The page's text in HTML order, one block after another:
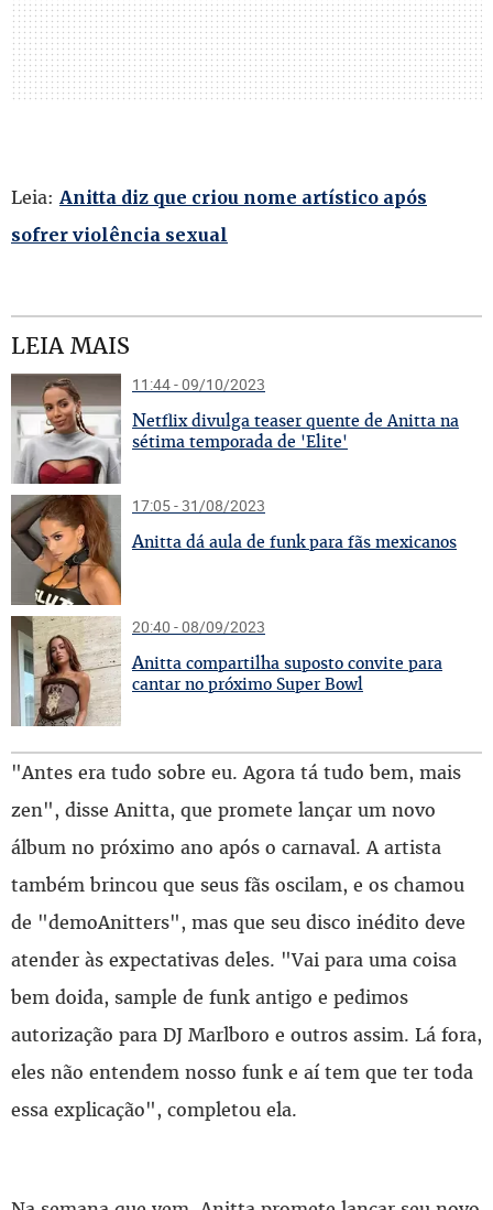
Leia: Anitta diz que criou nome artístico após
sofrer violência sexual
LEIA MAIS
11:44 - 09/10/2023
Netflix divulga teaser quente de Anitta na
sétima temporada de 'Elite'
17:05 - 31/08/2023
Anitta dá aula de funk para fãs mexicanos
20:40 - 08/09/2023
Anitta compartilha suposto convite para
cantar no próximo Super Bowl
"Antes era tudo sobre eu. Agora tá tudo bem, mais
zen", disse Anitta, que promete lançar um novo
álbum no próximo ano após o carnaval. A artista
também brincou que seus fãs oscilam, e os chamou
de "demoAnitters", mas que seu disco inédito deve
atender às expectativas deles. "Vai para uma coisa
bem doida, sample de funk antigo e pedimos
autorização para DJ Marlboro e outros assim. Lá fora,
eles não entendem nosso funk e aí tem que ter toda
essa explicação", completou ela.